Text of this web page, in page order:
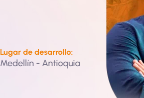
Lugar de desarrollo:
Medellín - Antioquia